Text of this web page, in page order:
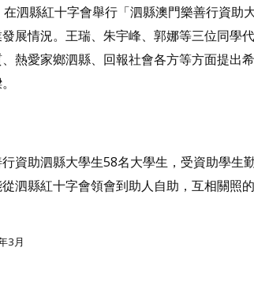
泗縣紅十字會舉行「泗縣澳門樂善行資
展情況。王瑞、朱宇峰、郭娜等三位同學
熱愛家鄉泗縣、回報社會各方等方面提出
資助泗縣大學生58名大學生，受資助學
泗縣紅十字會領會到助人自助，互相關照的
3月